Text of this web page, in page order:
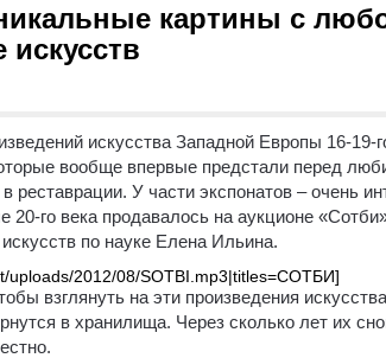
картины с
искусства Западной Европы 16-19-
вообще впервые предстали перед
реставрации. У части экспонатов – очень
20-го века продавалось на аукционе
по науке Елена Ильина.
uploads/2012/08/SOTBI.mp3|titles=СОТБИ]
взглянуть на эти произведения
в хранилища. Через сколько лет их